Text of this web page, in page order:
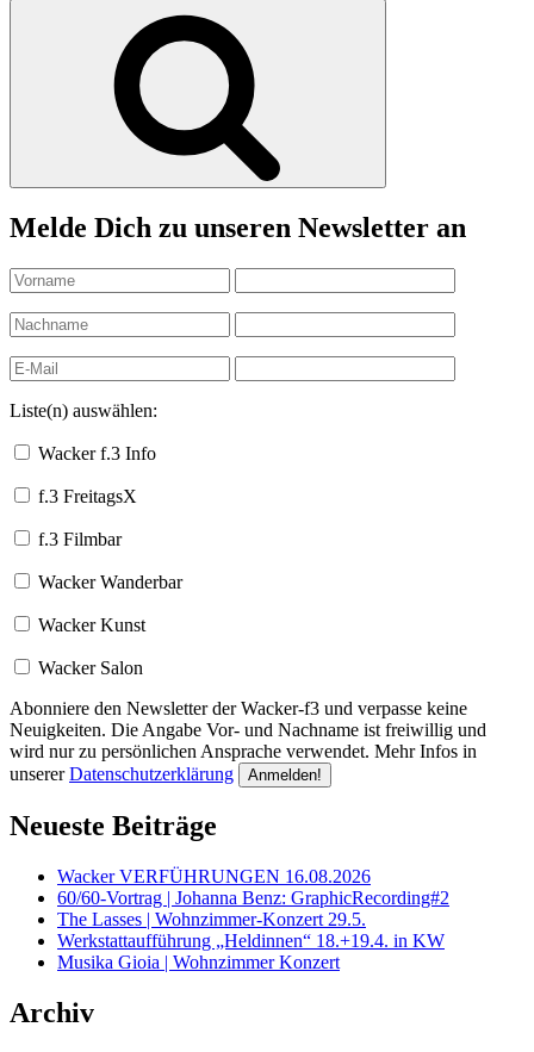
Melde Dich zu unseren Newsletter an
Liste(n) auswählen:
Wacker f.3 Info
f.3 FreitagsX
f.3 Filmbar
Wacker Wanderbar
Wacker Kunst
Wacker Salon
Abonniere den Newsletter der Wacker-f3 und verpasse keine
Neuigkeiten. Die Angabe Vor- und Nachname ist freiwillig und
wird nur zu persönlichen Ansprache verwendet. Mehr Infos in
unsererDatenschutzerklärung
Neueste Beiträge
Wacker VERFÜHRUNGEN 16.08.2026
60/60-Vortrag | Johanna Benz: GraphicRecording#2
The Lasses | Wohnzimmer-Konzert 29.5.
Werkstattaufführung „Heldinnen“ 18.+19.4. in KW
Musika Gioia | Wohnzimmer Konzert
Archiv